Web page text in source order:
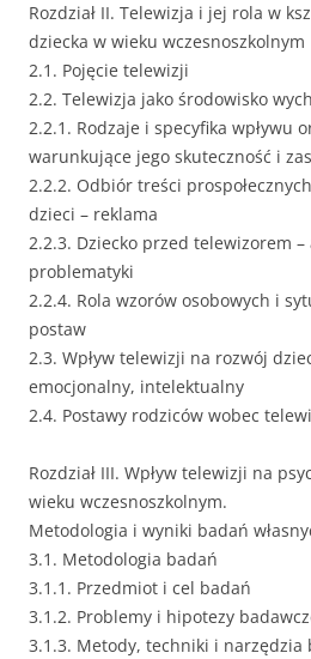
Rozdział II. Telewizja i jej rola w
dziecka w wieku wczesnoszkolnym
2.1. Pojęcie telewizji
2.2. Telewizja jako środowisko
2.2.1. Rodzaje i specyfika wpływu
warunkujące jego skuteczność i
2.2.2. Odbiór treści
dzieci – reklama
2.2.3. Dziecko przed telewizorem
problematyki
2.2.4. Rola wzorów osobowych i
postaw
2.3. Wpływ telewizji na rozwój
emocjonalny, intelektualny
2.4. Postawy rodziców wobec
Rozdział III. Wpływ telewizji na
wieku wczesnoszkolnym.
Metodologia i wyniki badań
3.1. Metodologia badań
3.1.1. Przedmiot i cel badań
3.1.2. Problemy i hipotezy
3.1.3. Metody, techniki i narzędzia